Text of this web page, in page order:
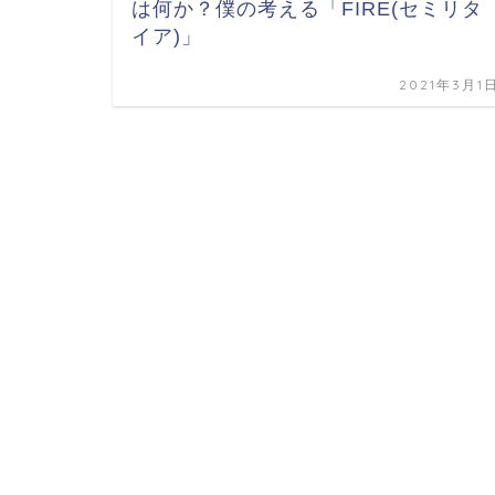
は何か？僕の考える「FIRE(セミリタ
イア)」
2021年3月1